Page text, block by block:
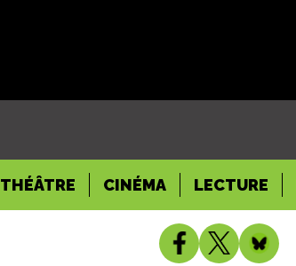
THÉÂTRE CINÉMA LECTURE